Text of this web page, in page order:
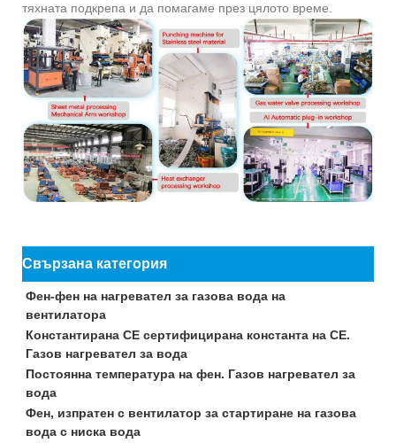
тяхната подкрепа и да помагаме през цялото време.
Свързана категория
Фен-фен на нагревател за газова вода на
вентилатора
Константирана CE сертифицирана константа на CE.
Газов нагревател за вода
Постоянна температура на фен. Газов нагревател за
вода
Фен, изпратен с вентилатор за стартиране на газова
вода с ниска вода